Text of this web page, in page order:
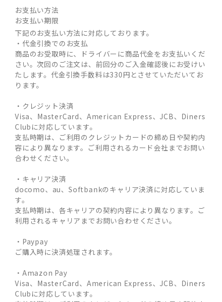
お支払い方法
お支払い期限
下記のお支払い方法に対応しております。
・代金引換でのお支払
商品のお受取時に、ドライバーに商品代金をお支払いくだ
さい。次回のご注文は、前回分のご入金確認後にお受けい
たします。代金引換手数料は330円とさせていただいてお
ります。
・クレジット決済
Visa、MasterCard、American Express、JCB、Diners
Clubに対応しています。
支払時期は、ご利用のクレジットカードの締め日や契約内
容により異なります。ご利用されるカード会社までお問い
合わせください。
・キャリア決済
docomo、au、Softbankのキャリア決済に対応していま
す。
支払時期は、各キャリアの契約内容により異なります。ご
利用されるキャリアまでお問い合わせください。
・Paypay
ご購入時に決済処理されます。
・Amazon Pay
Visa、MasterCard、American Express、JCB、Diners
Clubに対応しています。